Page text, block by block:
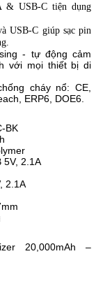
& USB-C tiện dụng
USB-C giúp sạc pin
- tự động cảm
với mọi thiết bị di
cháy nổ: CE,
ERP6, DOE6.
BK
2.1A
20,000mAh –